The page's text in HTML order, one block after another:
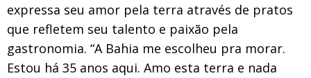
expressa seu amor pela terra através de pratos
que refletem seu talento e paixão pela
gastronomia. “A Bahia me escolheu pra morar.
Estou há 35 anos aqui. Amo esta terra e nada